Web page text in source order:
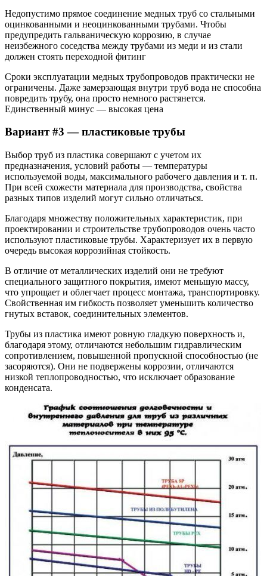
Недопустимо прямое соединение медных труб со стальными
оцинкованными и неоцинкованными трубами. Чтобы
предупредить гальваническую коррозию, в случае
неизбежного соседства между трубами из меди и из стали
должен стоять переходной фитинг
Сроки эксплуатации медных трубопроводов практически не
ограничены. Даже замерзающая внутри труб вода не способна
повредить трубу, она просто немного растянется.
Единственный минус — высокая цена
Вариант #3 — пластиковые трубы
Выбор труб из пластика совершают с учетом их
предназначения, условий работы — температуры
используемой воды, максимального рабочего давления и т. п.
При всей схожести материала для производства, свойства
разных типов изделий могут сильно отличаться.
Благодаря множеству положительных характеристик, при
проектировании и строительстве трубопроводов очень часто
используют пластиковые трубы. Характеризует их в первую
очередь высокая коррозийная стойкость.
В отличие от металлических изделий они не требуют
специального защитного покрытия, имеют меньшую массу,
что упрощает и облегчает процесс монтажа, транспортировку.
Свойственная им гибкость позволяет уменьшить количество
гнутых вставок, соединительных элементов.
Трубы из пластика имеют ровную гладкую поверхность и,
благодаря этому, отличаются небольшим гидравлическим
сопротивлением, повышенной пропускной способностью (не
засоряются). Они не подвержены коррозии, отличаются
низкой теплопроводностью, что исключает образование
конденсата.